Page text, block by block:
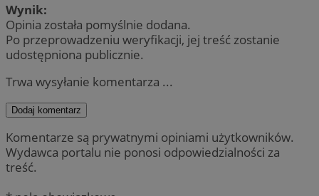
Wynik:
Opinia została pomyślnie dodana.
Po przeprowadzeniu weryfikacji, jej treść zostanie
udostępniona publicznie.
Trwa wysyłanie komentarza ...
Dodaj komentarz
Komentarze są prywatnymi opiniami użytkowników.
Wydawca portalu nie ponosi odpowiedzialności za
treść.